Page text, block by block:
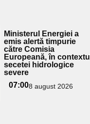
Ministerul Energiei a
emis alertă timpurie
către Comisia
Europeană, în contextul
secetei hidrologice
severe
07:008 august 2026